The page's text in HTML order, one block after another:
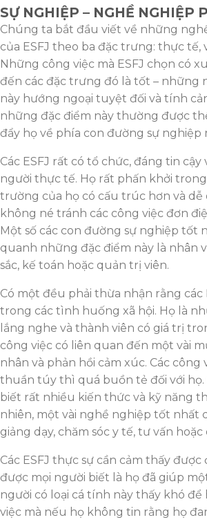
SỰ NGHIỆP – NGHỀ NGHIỆP
Chúng ta bắt đầu viết về những
của ESFJ theo ba đặc trưng: thực tế,
Những công việc mà ESFJ chọn có
đến các đặc trưng đó là tốt – những
này hướng ngoại tuyệt đối và tính
những đặc điểm này thường được
đẩy họ về phía con đường sự nghiệp
Các ESFJ rất có tổ chức, đáng tin
người thực tế. Họ rất phấn khởi
trường của họ có cấu trúc hơn và dễ
không né tránh các công việc đơn
Một số các con đường sự nghiệp tốt
quanh những đặc điểm này là nhân
sắc, kế toán hoặc quản trị viên.
Có một đều phải thừa nhận rằng các
trong các tình huống xã hội. Họ là
lắng nghe và thành viên có giá trị
công việc có liên quan đến một vài
nhân và phản hồi cảm xúc. Các công
thuần túy thì quá buồn tẻ đối với họ.
biết rất nhiều kiến ​​thức và kỹ năng
nhiên, một vài nghề nghiệp tốt nhất
giảng dạy, chăm sóc y tế, tư vấn hoặc
Các ESFJ thực sự cần cảm thấy được
được mọi người biết là họ đã giúp
người có loại cá tính này thấy khó để
việc mà nếu họ không tin rằng họ